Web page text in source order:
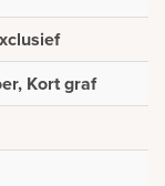
Kort graf